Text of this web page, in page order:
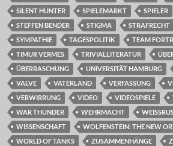
SILENT HUNTER
SPIELEMARKT SPIELER
STEFFEN BENDER
STIGMA STRAFRECHT
SYMPATHIE
TAGESPOLITIK TEAM
TIMUR VERMES
TRIVIALLITERATUR
ÜBERRASCHUNG
UNIVERSITÄT HAMBURG
VALVE
VATERLAND VERFASSUNG
VERWIRRUNG
VIDEO VIDEOSPIELE
WAR THUNDER
WEHRMACHT
WISSENSCHAFT
WOLFENSTEIN: THE NEW
WORLD OF TANKS
ZUSAMMENHÄNGE